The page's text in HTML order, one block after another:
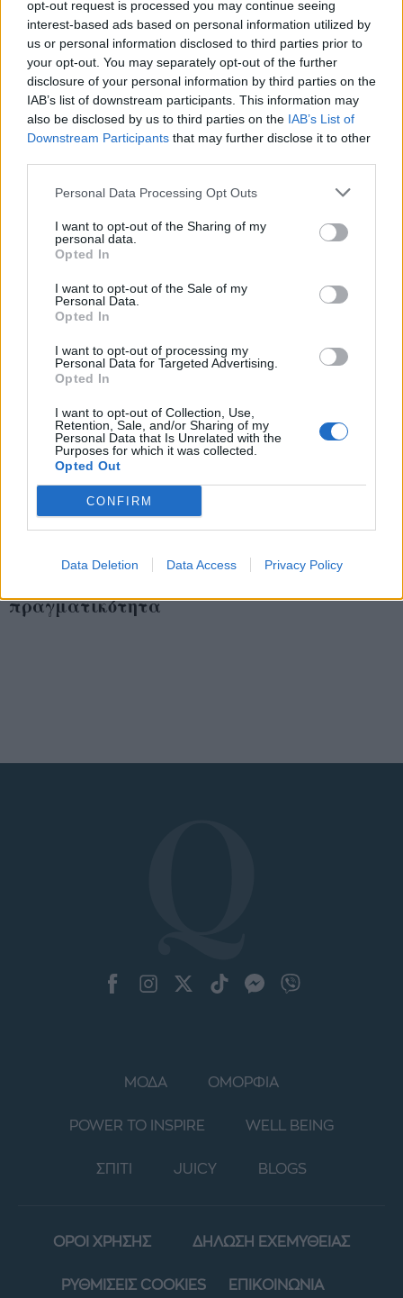
opt-out request is processed you may continue seeing
interest-based ads based on personal information utilized by
us or personal information disclosed to third parties prior to
your opt-out. You may separately opt-out of the further
disclosure of your personal information by third parties on the
IAB’s list of downstream participants. This information may
also be disclosed by us to third parties on the IAB’s List of
Downstream Participants that may further disclose it to other
Personal Data Processing Opt Outs
I want to opt-out of the Sharing of my
personal data.
Opted In
I want to opt-out of the Sale of my
Personal Data.
Opted In
I want to opt-out of processing my
Personal Data for Targeted Advertising.
Opted In
I want to opt-out of Collection, Use,
Retention, Sale, and/or Sharing of my
Personal Data that Is Unrelated with the
Purposes for which it was collected.
Opted Out
CONFIRM
Data Deletion Data Access Privacy Policy
Οξεία
πυελονεφρίτιδα
Προστατεύεστε τους
νεφρούς σας για να
καρδιά σας
Όταν η επιστημονική
πραγματικότητα
ανθρώπινα
αιμοφόρα αγγεία
στο εργαστήριο
ΜΟΔΑ ΟΜΟΡΦΙΑ
POWER TO INSPIRE WELL BEING
ΣΠΙΤΙ JUICY BLOGS
ΟΡΟΙ ΧΡΗΣΗΣ ΔΗΛΩΣΗ ΕΧΕΜΥΘΕΙΑΣ
ΡΥΘΜΙΣΕΙΣ COOKIES ΕΠΙΚΟΙΝΩΝΙΑ